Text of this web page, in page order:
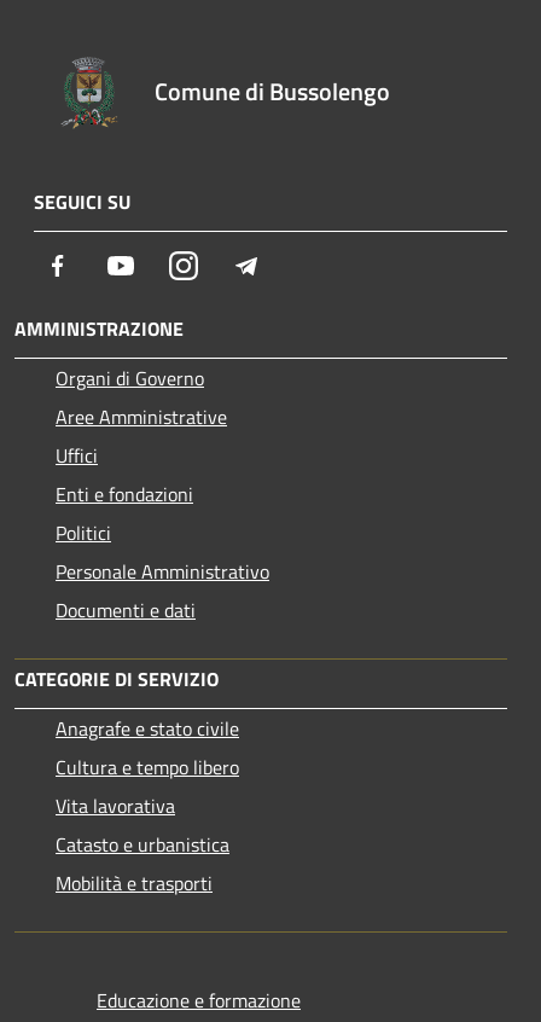
Comune di Bussolengo
SEGUICI SU
Facebook YoutubeInstagram
AMMINISTRAZIONE
Organi di Governo
Aree Amministrative
Uffici
Enti e fondazioni
Politici
Personale Amministrativo
Documenti e dati
CATEGORIE DI SERVIZIO
Anagrafe e stato civile
Cultura e tempo libero
Vita lavorativa
Catasto e urbanistica
Mobilità e trasporti
Educazione e formazione